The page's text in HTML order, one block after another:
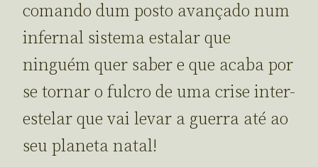
comando dum posto avançado num
infernal sistema estalar que
ninguém quer saber e que acaba por
se tornar o fulcro de uma crise inter-
estelar que vai levar a guerra até ao
seu planeta natal!